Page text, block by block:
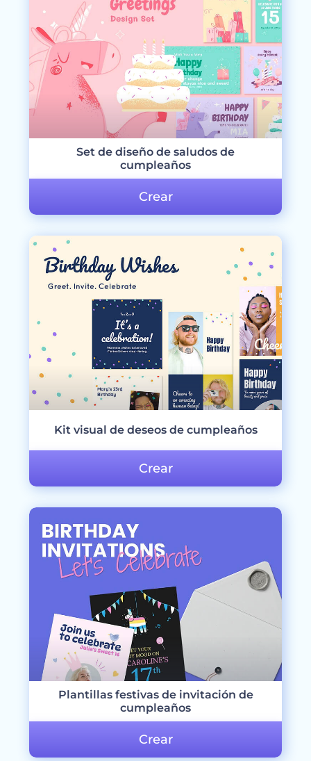
Set de diseño de saludos de
cumpleaños
Crear
Kit visual de deseos de cumpleaños
Crear
Plantillas festivas de invitación de
cumpleaños
Crear